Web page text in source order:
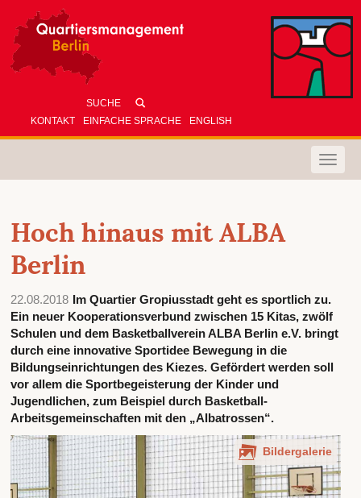
KONTAKT EINFACHE SPRACHE ENGLISH
Toggle
Hoch hinaus mit ALBA
Berlin
22.08.2018 Im Quartier Gropiusstadt geht es sportlich zu.
Ein neuer Kooperationsverbund zwischen 15 Kitas, zwölf
Schulen und dem Basketballverein ALBA Berlin e.V. bringt
durch eine innovative Sportidee Bewegung in die
Bildungseinrichtungen des Kiezes. Gefördert werden soll
vor allem die Sportbegeisterung der Kinder und
Jugendlichen, zum Beispiel durch Basketball-
Arbeitsgemeinschaften mit den „Albatrossen“.
Bildergalerie